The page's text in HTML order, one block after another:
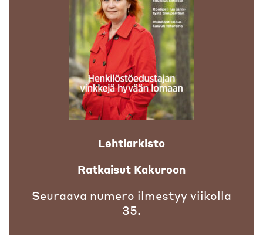
Lehtiarkisto
Ratkaisut Kakuroon
Seuraava numero ilmestyy viikolla
35.